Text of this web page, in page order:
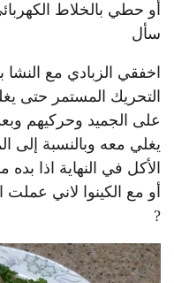
أو حطي بالخلاط
سأل
اخفقي الزبادي مع
التحريك المستمر حتى
على الجميد وحركيهم
يغلي معه وبالنسبة إلى
الأكل في النهاية اذا
أو مع الكينوا لاني عملت
?